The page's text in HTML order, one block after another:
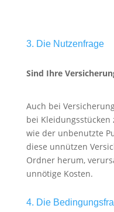
3. Die Nutzenfrage
Sind Ihre
Auch bei
bei Kleidungsstücken
wie der unbenutzte
diese unnützen
Ordner herum,
unnötige Kosten.
4. Die